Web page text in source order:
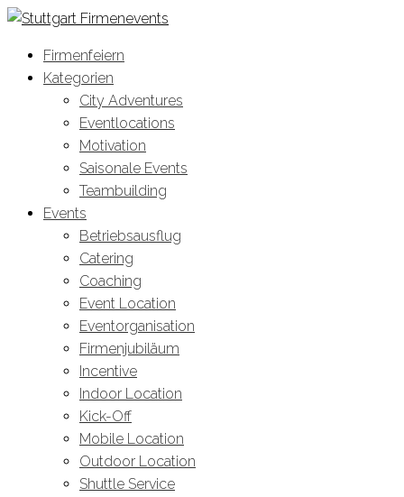
Firmenfeiern
Kategorien
City Adventures
Eventlocations
Motivation
Saisonale Events
Teambuilding
Events
Betriebsausflug
Catering
Coaching
Event Location
Eventorganisation
Firmenjubiläum
Incentive
Indoor Location
Kick-Off
Mobile Location
Outdoor Location
Shuttle Service